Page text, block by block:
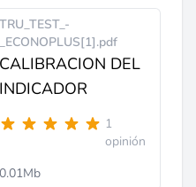
TRU_TEST_-
_ECONOPLUS[1].pdf
CALIBRACION DEL
INDICADOR
1
opinión
0.01Mb